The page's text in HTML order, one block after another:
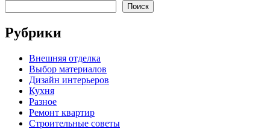
Поиск
Рубрики
Внешняя отделка
Выбор материалов
Дизайн интерьеров
Кухня
Разное
Ремонт квартир
Строительные советы